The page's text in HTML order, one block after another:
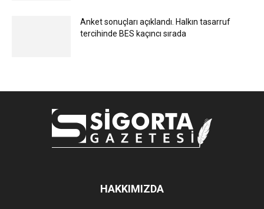
Anket sonuçları açıklandı. Halkın tasarruf
tercihinde BES kaçıncı sırada
HAKKIMIZDA